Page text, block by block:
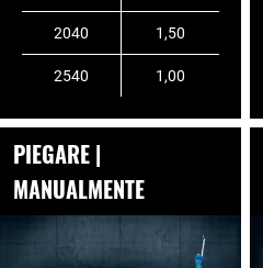
2040 1,50
2540 1,00
PIEGARE |
MANUALMENTE